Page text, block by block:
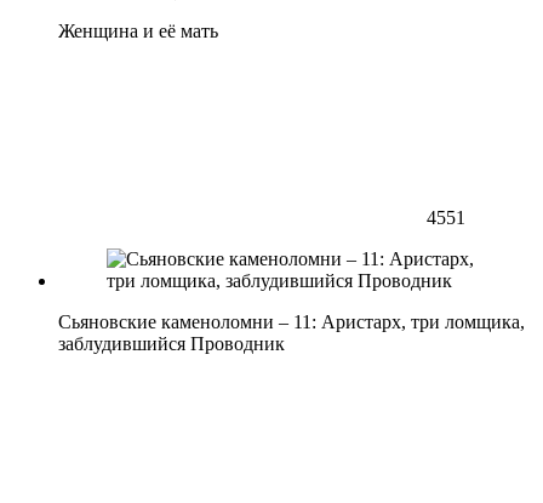
Женщина и её мать
4551
Сьяновские каменоломни – 11: Аристарх, три ломщика,
заблудившийся Проводник